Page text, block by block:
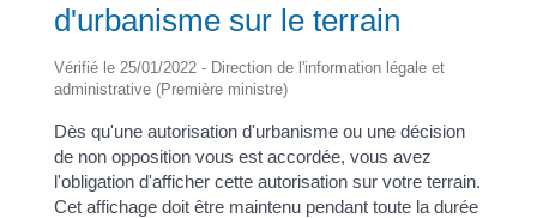
d'urbanisme sur le terrain
Vérifié le 25/01/2022 - Direction de l'information légale et
administrative (Première ministre)
Dès qu'une autorisation d'urbanisme ou une décision
de non opposition vous est accordée, vous avez
l'obligation d'afficher cette autorisation sur votre terrain.
Cet affichage doit être maintenu pendant toute la durée